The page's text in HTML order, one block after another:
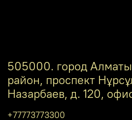
505000. город
район, проспект
Назарбаев, д. 120,
+77773773300